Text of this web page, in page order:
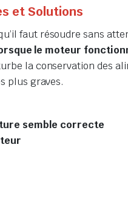
et Solutions
faut résoudre sans
le moteur
la conservation des
plus graves.
semble correcte